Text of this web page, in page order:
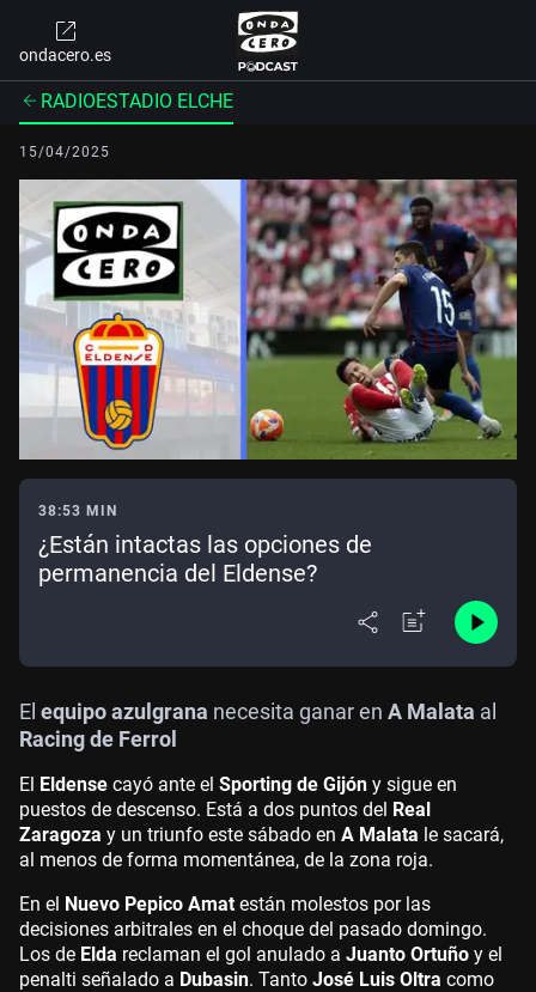
ondacero.es
RADIOESTADIO ELCHE
15/04/2025
38:53 MIN
¿Están intactas las opciones de
permanencia del Eldense?
El equipo azulgrana necesita ganar en A Malata al
Racing de Ferrol
El Eldense cayó ante el Sporting de Gijón y sigue en
puestos de descenso. Está a dos puntos del Real
Zaragoza y un triunfo este sábado en A Malata le sacará,
al menos de forma momentánea, de la zona roja.
En el Nuevo Pepico Amat están molestos por las
decisiones arbitrales en el choque del pasado domingo.
Los de Elda reclaman el gol anulado a Juanto Ortuño y el
penalti señalado a Dubasin. Tanto José Luis Oltra como